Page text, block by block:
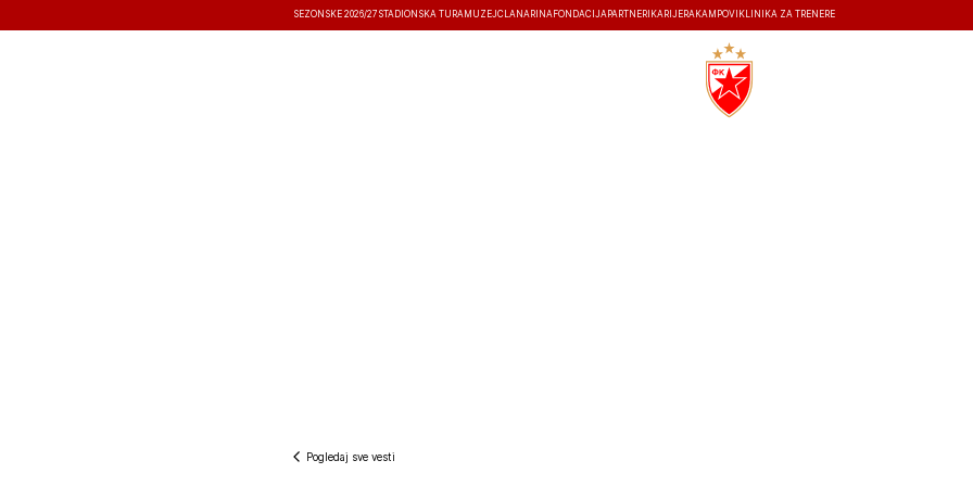
SEZONSKE 2026/27 STADIONSKA TURA MUZEJČLANARINA FONDACIJA PARTNERI KARIJERA KAMPOVI KLINIKA ZA TRENERE
Pogledaj sve vesti